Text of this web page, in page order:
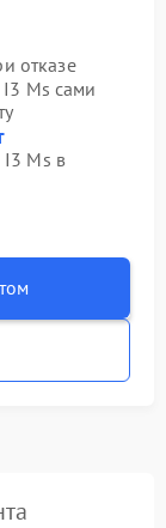
отказе
Ms сами
I3 Ms в